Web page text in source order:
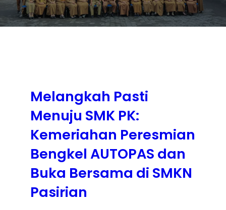
Melangkah Pasti
Menuju SMK PK:
Kemeriahan Peresmian
Bengkel AUTOPAS dan
Buka Bersama di SMKN
Pasirian